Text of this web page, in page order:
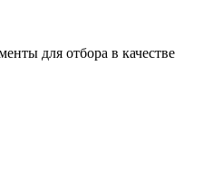
для отбора в качестве